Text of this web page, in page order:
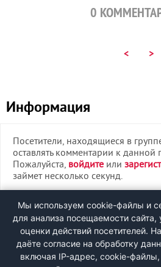
0
< >
Информация
Посетители, находящиеся в
оставлять комментарии к данной
Пожалуйста, войдите или
займет несколько секунд.
ВХОД
РЕГИСТРАЦИЯ
Быстрая регистрациячерез
Мы используем cookie-файлы и
для анализа посещаемости сайта,
оценки действий посетителей.
даёте согласие на обработку
включая IP-адрес, cookie-